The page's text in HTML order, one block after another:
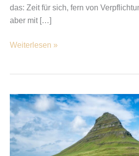
das: Zeit für sich, fern von
aber mit […]
Weiterlesen »
Tipps
um
Urlaub
in
Island